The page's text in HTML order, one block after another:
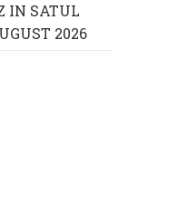
IN SATUL
2026